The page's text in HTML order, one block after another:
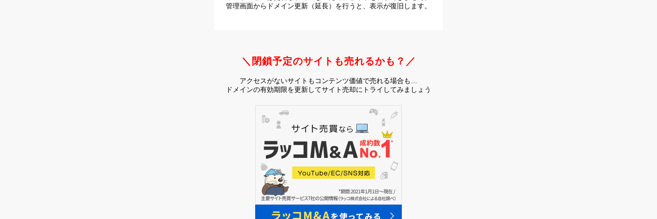
管理画面からドメイン更新（延長）を行うと、 表示が復旧します。
＼閉鎖予定のサイトも売れるかも？／
アクセスがないサイトもコンテンツ価値で売れる場合も…
ドメインの有効期限を更新してサイト売却にトライしてみましょう